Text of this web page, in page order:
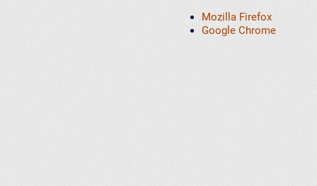
Mozilla Firefox
Google Chrome